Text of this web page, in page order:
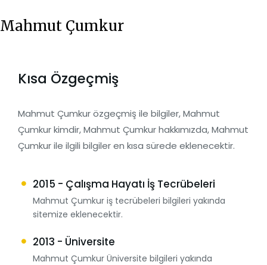
Mahmut Çumkur
Kısa Özgeçmiş
Mahmut Çumkur özgeçmiş ile bilgiler, Mahmut
Çumkur kimdir, Mahmut Çumkur hakkımızda, Mahmut
Çumkur ile ilgili bilgiler en kısa sürede eklenecektir.
2015 - Çalışma Hayatı İş Tecrübeleri
Mahmut Çumkur iş tecrübeleri bilgileri yakında
sitemize eklenecektir.
2013 - Üniversite
Mahmut Çumkur Üniversite bilgileri yakında